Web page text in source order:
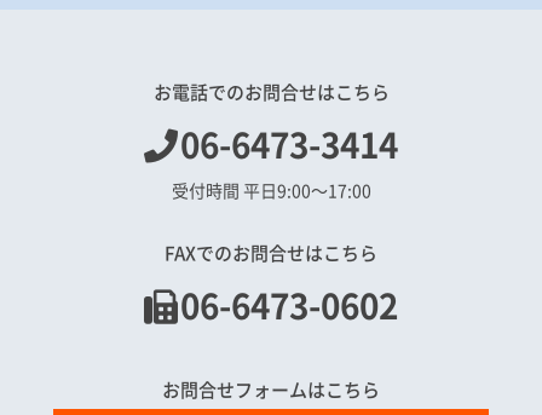
お電話でのお問合せはこちら
06-6473-3414
受付時間 平日9:00〜17:00
FAXでのお問合せはこちら
06-6473-0602
お問合せフォームはこちら